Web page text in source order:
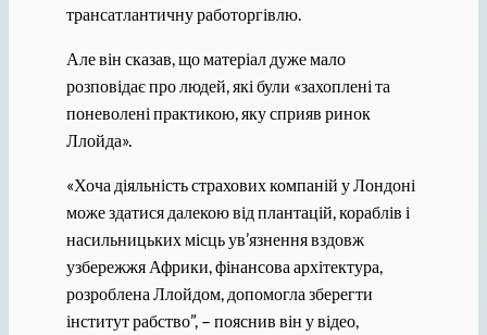
трансатлантичну работоргівлю.
Але він сказав, що матеріал дуже мало
розповідає про людей, які були «захоплені та
поневолені практикою, яку сприяв ринок
Ллойда».
«Хоча діяльність страхових компаній у Лондоні
може здатися далекою від плантацій, кораблів і
насильницьких місць ув’язнення вздовж
узбережжя Африки, фінансова архітектура,
розроблена Ллойдом, допомогла зберегти
інститут рабство”, – пояснив він у відео,